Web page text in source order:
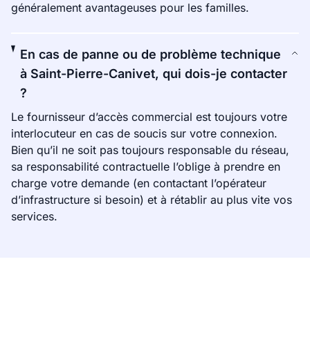
généralement avantageuses pour les familles.
En cas de panne ou de problème technique
à Saint-Pierre-Canivet, qui dois-je contacter
?
Le fournisseur d’accès commercial est toujours votre
interlocuteur en cas de soucis sur votre connexion.
Bien qu’il ne soit pas toujours responsable du réseau,
sa responsabilité contractuelle l’oblige à prendre en
charge votre demande (en contactant l’opérateur
d’infrastructure si besoin) et à rétablir au plus vite vos
services.